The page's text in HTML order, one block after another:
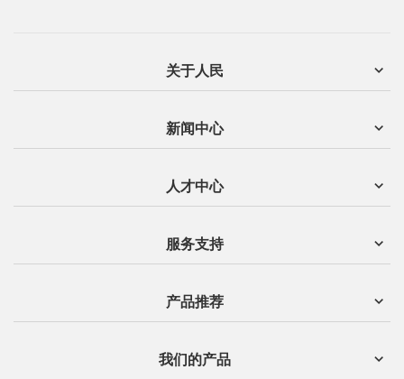
关于人民
新闻中心
人才中心
服务支持
产品推荐
我们的产品